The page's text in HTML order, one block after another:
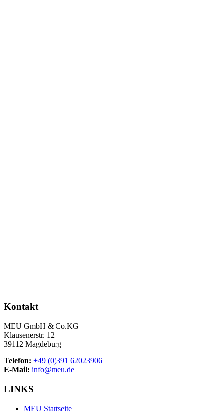
Kontakt
MEU GmbH & Co.KG
Klausenerstr. 12
39112 Magdeburg
Telefon: +49 (0)391 62023906
E-Mail: info@meu.de
LINKS
MEU Startseite